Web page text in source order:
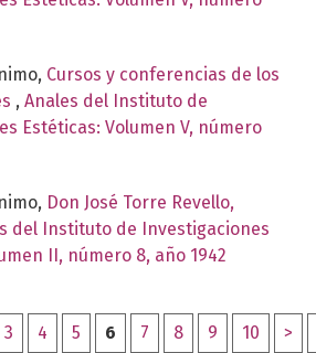
Cursos y conferencias de los
, Anales del Instituto de
Estéticas: Volumen V, número
Don José Torre Revello,
del Instituto de Investigaciones
II, número 8, año 1942
3 4 5 6 7 8 9 10 >